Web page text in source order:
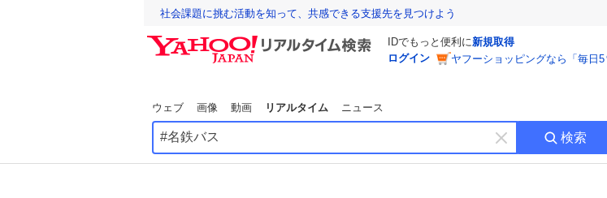
社会課題に挑む活動を知って、共感できる支援先を見つけよう
IDでもっと便利に新規取得
ログイン
ヤフーショッピングなら「毎日5
ウェブ 画像 動画 リアルタイム ニュース
キ
ー
検索